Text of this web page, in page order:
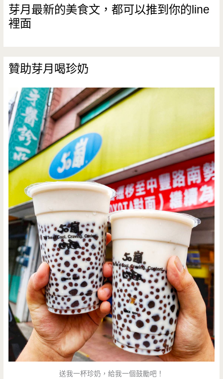
芽月最新的美食文，都可以推到你的line
裡面
贊助芽月喝珍奶
送我一杯珍奶，給我一個鼓勵吧！